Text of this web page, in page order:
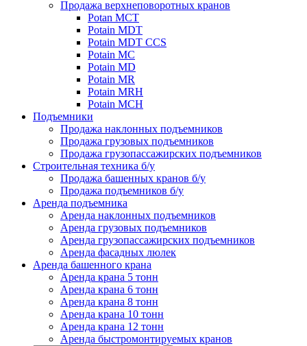
Продажа верхнеповоротных кранов
Potan MCT
Potain MDT
Potain MDT CCS
Potain MC
Potain MD
Potain MR
Potain MRH
Potain MCH
Подъемники
Продажа наклонных подъемников
Продажа грузовых подъемников
Продажа грузопассажирских подъемников
Строительная техника б/у
Продажа башенных кранов б/у
Продажа подъемников б/у
Аренда подъемника
Аренда наклонных подъемников
Аренда грузовых подъемников
Аренда грузопассажирских подъемников
Аренда фасадных люлек
Аренда башенного крана
Аренда крана 5 тонн
Аренда крана 6 тонн
Аренда крана 8 тонн
Аренда крана 10 тонн
Аренда крана 12 тонн
Аренда быстромонтируемых кранов